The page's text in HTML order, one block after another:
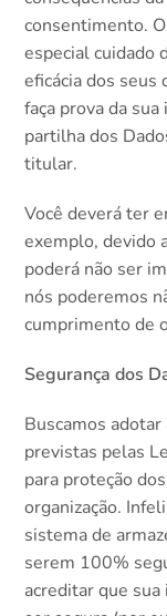
consentimento.
especial cuidado
eficácia dos
faça prova da
partilha dos
titular.
Você deverá ter
exemplo, devido
poderá não ser
nós poderemos
cumprimento de
Segurança dos
Buscamos
previstas pelas
para proteção
organização.
sistema de
serem 100%
acreditar que